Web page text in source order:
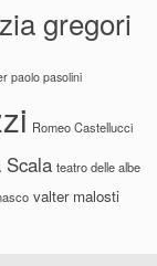
gregori
paolo pasolini
Romeo Castellucci
Scala teatro delle albe
valter malosti